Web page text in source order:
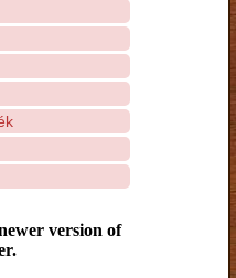
version of